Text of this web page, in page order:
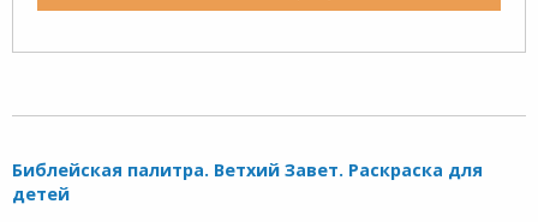
Библейская палитра. Ветхий Завет. Раскраска для
детей